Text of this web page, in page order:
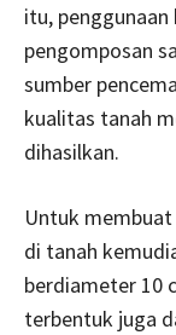
itu,
pengomposan
sumber
kualitas tanah
dihasilkan.
Untuk
di tanah
berdiameter 10
terbentuk juga